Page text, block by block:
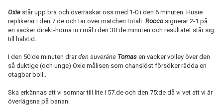
Oxie står upp bra och överraskar oss med 1-0 i den 6 minuten. Husie
replikerar i den 7:de och tar över matchen totalt. Rocco signerar 2-1 på
en vacker direkt-hörna in i mål i den 30:de minuten och resultatet står sig
till halvtid.
I den 50:de minuten drarden suveräne Tomas en vacker volley över den
så duktige (och unge) Oxie målisen som chanslöst försöker rädda en
otagbar boll..
Ska erkännas att vi somnar till lite i 57.de och den 75:de då vi vet att vi är
överlägsna på banan.